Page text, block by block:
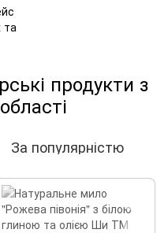
продукти з
За популярністю